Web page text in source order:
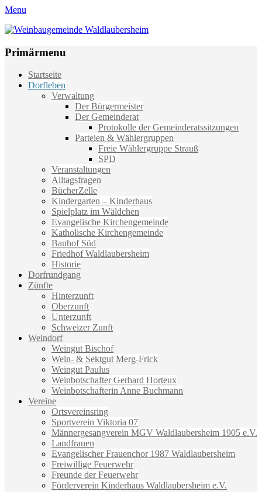
Menu
Weinbaugemeinde Waldlaubersheim
Primärmenu
Weiter
zum
Startseite
Dorfleben
Verwaltung
Der Bürgermeister
Der Gemeinderat
Protokolle der Gemeinderatssitzungen
Parteien & Wählergruppen
Freie Wählergruppe Strauß
SPD
Veranstaltungen
Alltagsfragen
BücherZelle
Kindergarten – Kinderhaus
Spielplatz im Wäldchen
Evangelische Kirchengemeinde
Katholische Kirchengemeinde
Bauhof Süd
Friedhof Waldlaubersheim
Historie
Dorfrundgang
Zünfte
Hinterzunft
Oberzunft
Unterzunft
Schweizer Zunft
Weindorf
Weingut Bischof
Wein- & Sektgut Merg-Frick
Weingut Paulus
Weinbotschafter Gerhard Horteux
Weinbotschafterin Anne Buchmann
Vereine
Ortsvereinsring
Sportverein Viktoria 07
Männergesangverein MGV Waldlaubersheim 1905 e.V.
Landfrauen
Evangelischer Frauenchor 1987 Waldlaubersheim
Freiwillige Feuerwehr
Freunde der Feuerwehr
Förderverein Kinderhaus Waldlaubersheim e.V.